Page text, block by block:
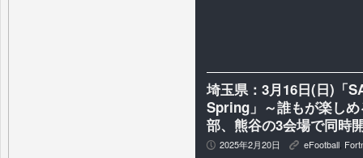
埼玉県：3月16日(日)「
Spring」～誰もが楽し
部、熊谷の3会場で同時
P 2025年2月20日 K eFootball